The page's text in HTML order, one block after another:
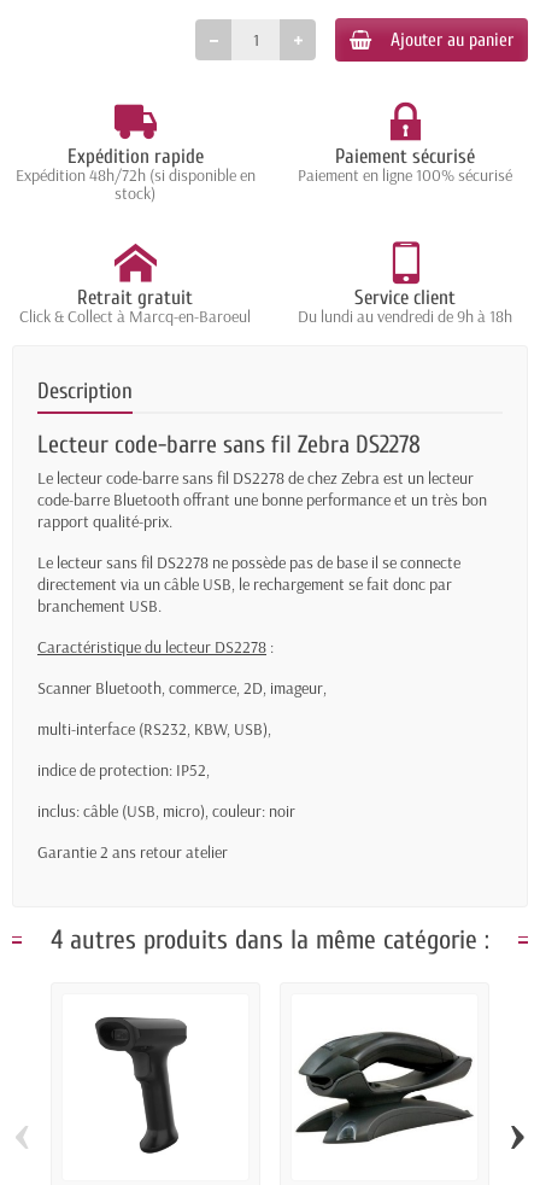
Ajouter au panier
Expédition rapide
Expédition 48h/72h (si disponible en
stock)
Paiement sécurisé
Paiement en ligne 100% sécurisé
Retrait gratuit
Click & Collect à Marcq-en-Baroeul
Service client
Du lundi au vendredi de 9h à 18h
Description
Lecteur code-barre sans fil Zebra DS2278
Le lecteur code-barre sans fil DS2278 de chez Zebra est un lecteur
code-barre Bluetooth offrant une bonne performance et un très bon
rapport qualité-prix.
Le lecteur sans fil DS2278 ne possède pas de base il se connecte
directement via un câble USB, le rechargement se fait donc par
branchement USB.
Caractéristique du lecteur DS2278 :
Scanner Bluetooth, commerce, 2D, imageur,
multi-interface (RS232, KBW, USB),
indice de protection: IP52,
inclus: câble (USB, micro), couleur: noir
Garantie 2 ans retour atelier
4 autres produits dans la même catégorie :
‹ ›